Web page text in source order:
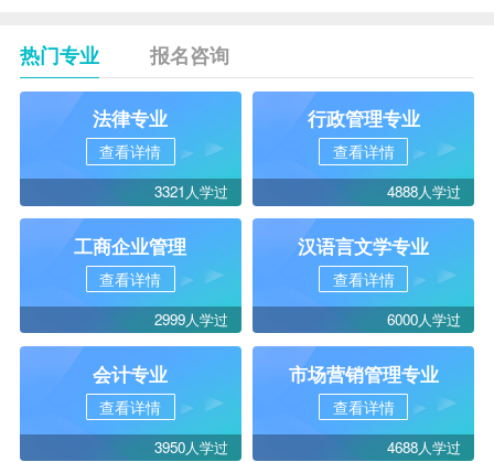
热门专业 报名咨询
法律专业
查看详情
3321人学过
行政管理专业
查看详情
4888人学过
工商企业管理
查看详情
2999人学过
汉语言文学专业
查看详情
6000人学过
会计专业
查看详情
3950人学过
市场营销管理专业
查看详情
4688人学过